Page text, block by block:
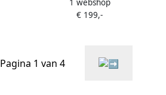
enkelboots zwart wit
1 webshop
€ 199,-
Pagina 1 van 4